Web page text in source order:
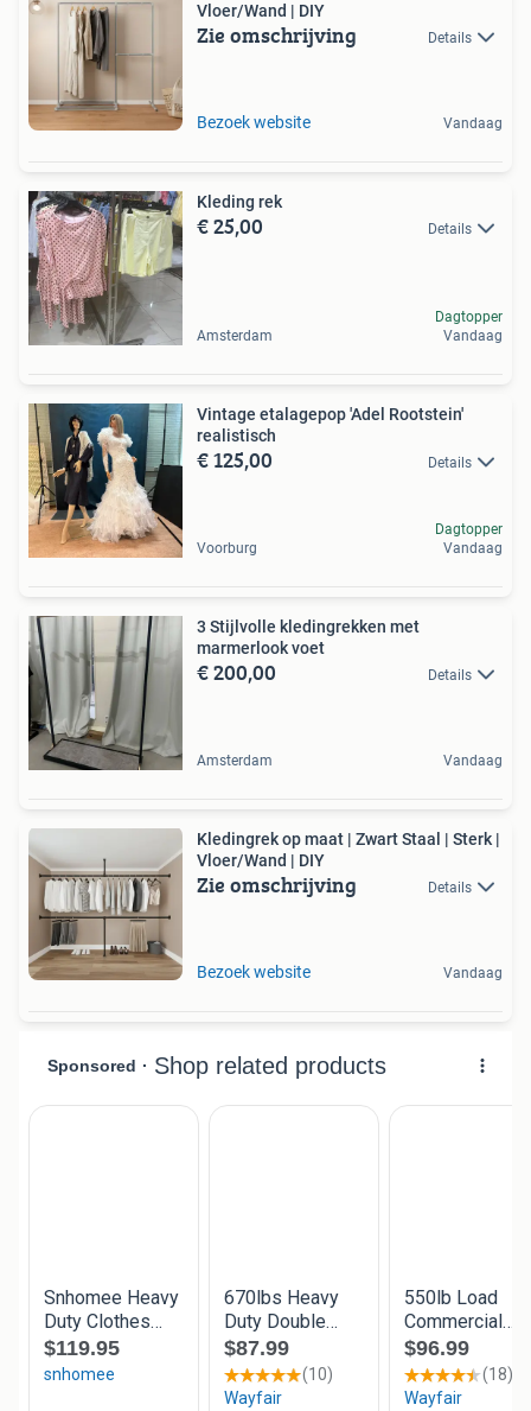
Vloer/Wand | DIY
Zie omschrijving Details
Bezoek website Vandaag
Kleding rek
€ 25,00 Details
Amsterdam
Dagtopper
Vandaag
Vintage etalagepop 'Adel Rootstein'
realistisch
€ 125,00 Details
Voorburg
Dagtopper
Vandaag
3 Stijlvolle kledingrekken met
marmerlook voet
€ 200,00 Details
Amsterdam Vandaag
Kledingrek op maat | Zwart Staal | Sterk |
Vloer/Wand | DIY
Zie omschrijving Details
Bezoek website Vandaag